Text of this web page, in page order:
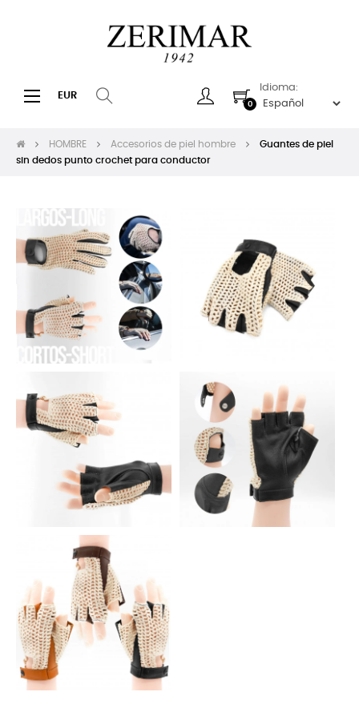
Navegación
☰ EUR
0
Idioma:
HOMBRE Accesorios de piel hombre
Guantes de piel
sin dedos punto crochet para conductor